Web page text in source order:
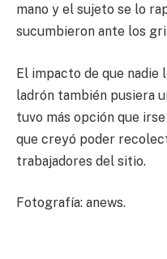
mano y el sujeto se lo
sucumbieron ante los
El impacto de que nadie
ladrón también pusiera
tuvo más opción que
que creyó poder
trabajadores del sitio.
Fotografía: anews.